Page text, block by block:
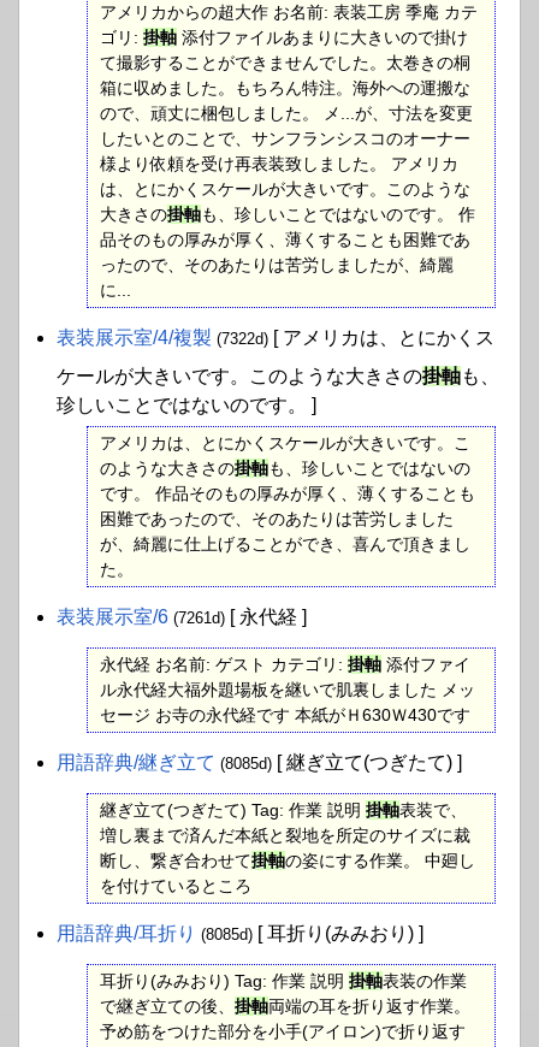
アメリカからの超大作 お名前: 表装工房 季庵 カテ
ゴリ: 掛軸 添付ファイルあまりに大きいので掛け
て撮影することができませんでした。太巻きの桐
箱に収めました。もちろん特注。海外への運搬な
ので、頑丈に梱包しました。 メ...が、寸法を変更
したいとのことで、サンフランシスコのオーナー
様より依頼を受け再表装致しました。 アメリカ
は、とにかくスケールが大きいです。このような
大きさの掛軸も、珍しいことではないのです。 作
品そのもの厚みが厚く、薄くすることも困難であ
ったので、そのあたりは苦労しましたが、綺麗
に...
表装展示室​/4​/複製 (7322d) [ アメリカは、とにかくス
ケールが大きいです。このような大きさの掛軸も、
珍しいことではないのです。 ]
アメリカは、とにかくスケールが大きいです。こ
のような大きさの掛軸も、珍しいことではないの
です。 作品そのもの厚みが厚く、薄くすることも
困難であったので、そのあたりは苦労しました
が、綺麗に仕上げることができ、喜んで頂きまし
た。
表装展示室​/6 (7261d) [ 永代経 ]
永代経 お名前: ゲスト カテゴリ: 掛軸 添付ファイ
ル永代経大福外題場板を継いで肌裏しました メッ
セージ お寺の永代経です 本紙がＨ630Ｗ430です
用語辞典​/継ぎ立て (8085d) [ 継ぎ立て(つぎたて) ]
継ぎ立て(つぎたて) Tag: 作業 説明 掛軸表装で、
増し裏まで済んだ本紙と裂地を所定のサイズに裁
断し、繋ぎ合わせて掛軸の姿にする作業。 中廻し
を付けているところ
用語辞典​/耳折り (8085d) [ 耳折り(みみおり) ]
耳折り(みみおり) Tag: 作業 説明 掛軸表装の作業
で継ぎ立ての後、 掛軸両端の耳を折り返す作業。
予め筋をつけた部分を小手(アイロン)で折り返す